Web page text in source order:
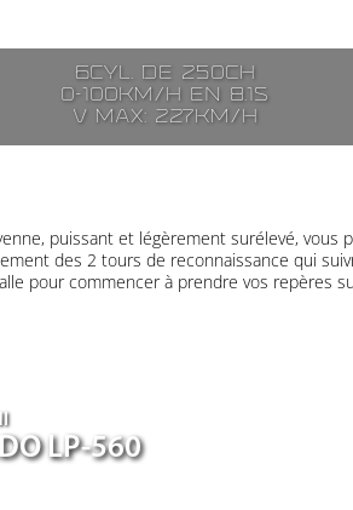
6cyl. de 250ch
0-100km/h en 8.1s
V max: 227km/h
puissant et légèrement surélevé, vous
des 2 tours de reconnaissance qui
pour commencer à prendre vos repères
LP-560